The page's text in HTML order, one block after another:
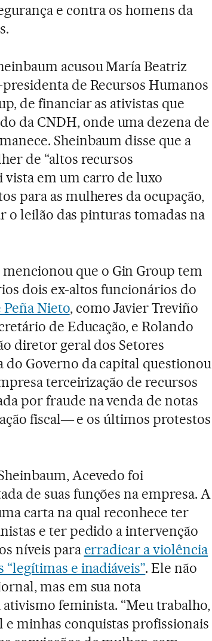
e contra os homens da
acusouMaría Beatriz
presidenta de Recursos Humanos
de financiar as ativistas que
da CNDH, onde uma dezena de
Sheinbaum disse que a
de “altos recursos
vista em um carro de luxo
para as mulheres da ocupação,
o leilão das pinturas tomadas na
que o Gin Group tem
dois ex-altos funcionários do
Nieto, como Javier Treviño
de Educação, e Rolando
diretor geral dos Setores
do Governo da capital questionou
terceirização de recursos
por fraude na venda de notas
fiscal― e os últimos protestos
Acevedo foi
de suas funções na empresa. A
carta na qual reconhece ter
e ter pedido a intervenção
níveis para erradicar a violência
e inadiáveis”. Ele não
mas em sua nota
feminista. “Meu trabalho,
minhas conquistas profissionais